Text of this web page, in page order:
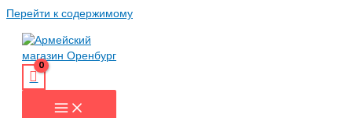
Перейти к содержимому